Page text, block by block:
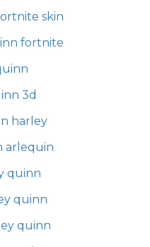
skin
fortnite
3d
harley
arlequin
quinn
quinn
quinn